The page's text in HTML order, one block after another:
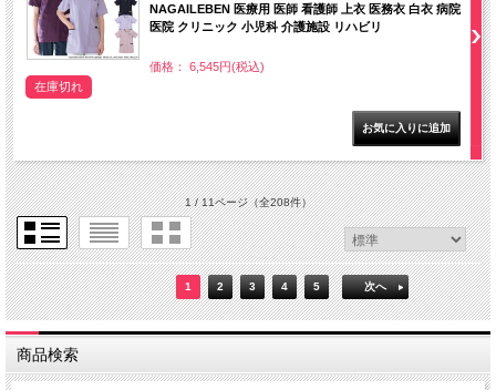
NAGAILEBEN 医療用 医師 看護師 上衣 医務衣 白衣 病院
医院 クリニック 小児科 介護施設 リハビリ
価格： 6,545円(税込)
在庫切れ
1 / 11ページ（全208件）
1 2 3 4 5 次へ
商品検索